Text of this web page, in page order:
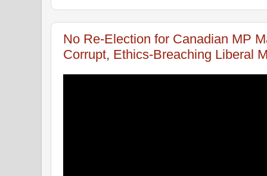
No Re-Election for Canadian MP
Corrupt, Ethics-Breaching Liberal